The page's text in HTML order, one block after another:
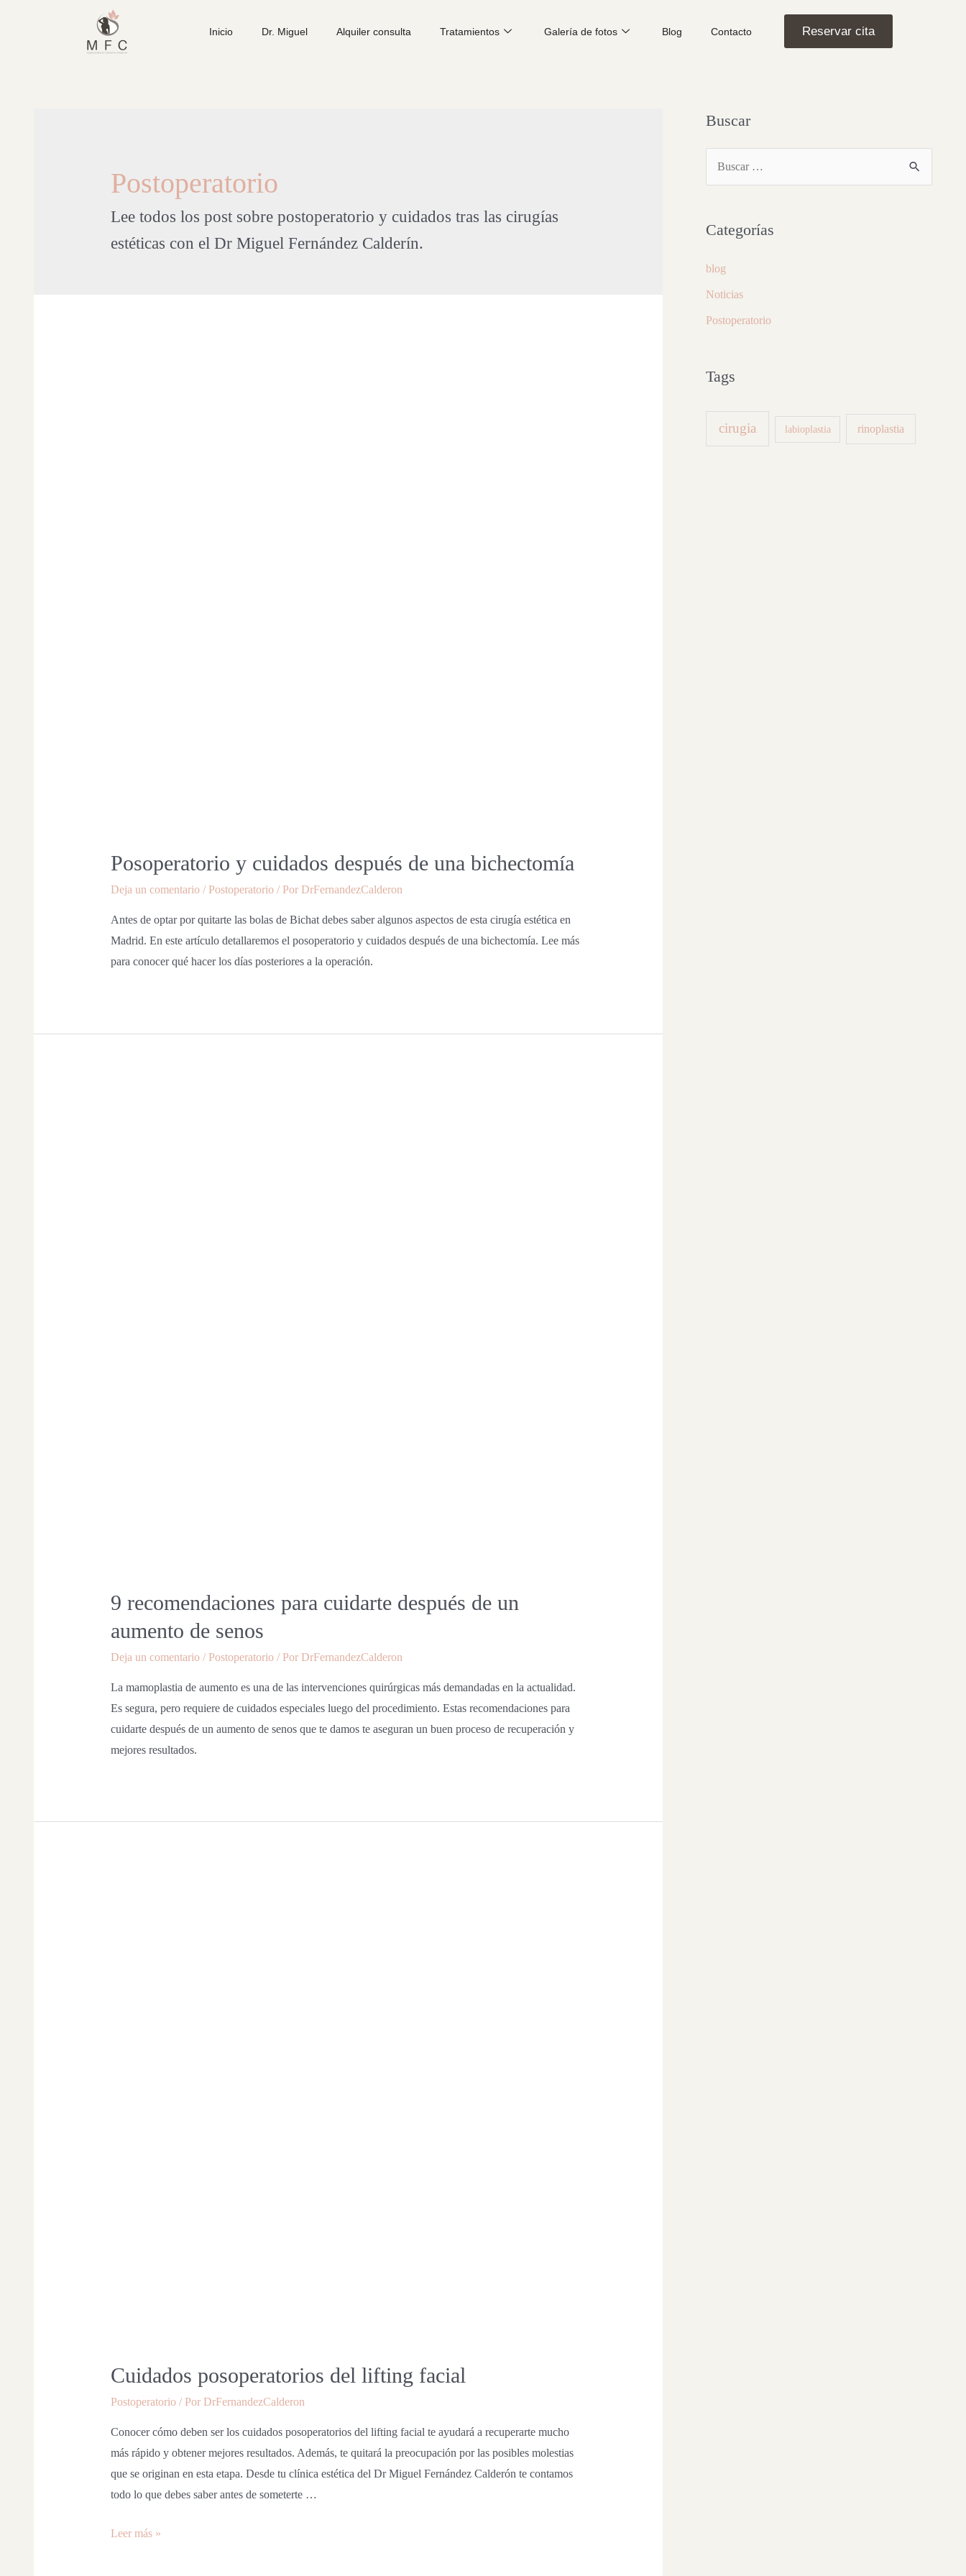
Inicio Dr. Miguel Alquiler consulta Tratamientos Galería de fotos Blog Contacto Reservar cita
Postoperatorio
Lee todos los post sobre postoperatorio y cuidados tras las cirugías
estéticas con el Dr Miguel Fernández Calderín.
Posoperatorio y cuidados después de una bichectomía
Deja un comentario / Postoperatorio/ Por DrFernandezCalderon
Antes de optar por quitarte las bolas de Bichat debes saber algunos aspectos de esta cirugía estética en
Madrid. En este artículo detallaremos el posoperatorio y cuidados después de una bichectomía. Lee más
para conocer qué hacer los días posteriores a la operación.
9 recomendaciones para cuidarte después de un
aumento de senos
Deja un comentario / Postoperatorio/ Por DrFernandezCalderon
La mamoplastia de aumento es una de las intervenciones quirúrgicas más demandadas en la actualidad.
Es segura, pero requiere de cuidados especiales luego del procedimiento. Estas recomendaciones para
cuidarte después de un aumento de senos que te damos te aseguran un buen proceso de recuperación y
mejores resultados.
Cuidados posoperatorios del lifting facial
Postoperatorio/ Por DrFernandezCalderon
Conocer cómo deben ser los cuidados posoperatorios del lifting facial te ayudará a recuperarte mucho
más rápido y obtener mejores resultados. Además, te quitará la preocupación por las posibles molestias
que se originan en esta etapa. Desde tu clínica estética del Dr Miguel Fernández Calderón te contamos
todo lo que debes saber antes de someterte …
Leer más »
Buscar
Categorías
blog
Noticias
Postoperatorio
Tags
cirugia labioplastia rinoplastia